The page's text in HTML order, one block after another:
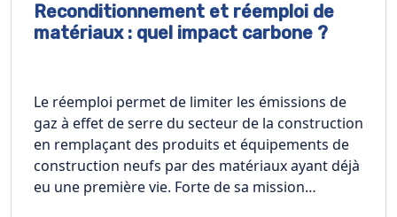
Reconditionnement et réemploi de
matériaux : quel impact carbone ?
Le réemploi permet de limiter les émissions de
gaz à effet de serre du secteur de la construction
en remplaçant des produits et équipements de
construction neufs par des matériaux ayant déjà
eu une première vie. Forte de sa mission…